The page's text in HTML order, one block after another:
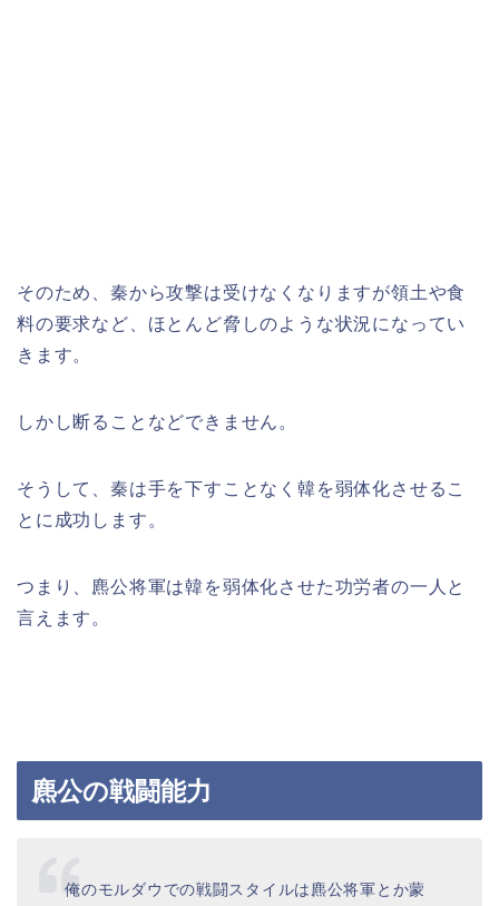
そのため、秦から攻撃は受けなくなりますが領土や食
料の要求など、ほとんど脅しのような状況になってい
きます。
しかし断ることなどできません。
そうして、秦は手を下すことなく韓を弱体化させるこ
とに成功します。
つまり、麃公将軍は韓を弱体化させた功労者の一人と
言えます。
麃公の戦闘能力
俺のモルダウでの戦闘スタイルは麃公将軍とか蒙